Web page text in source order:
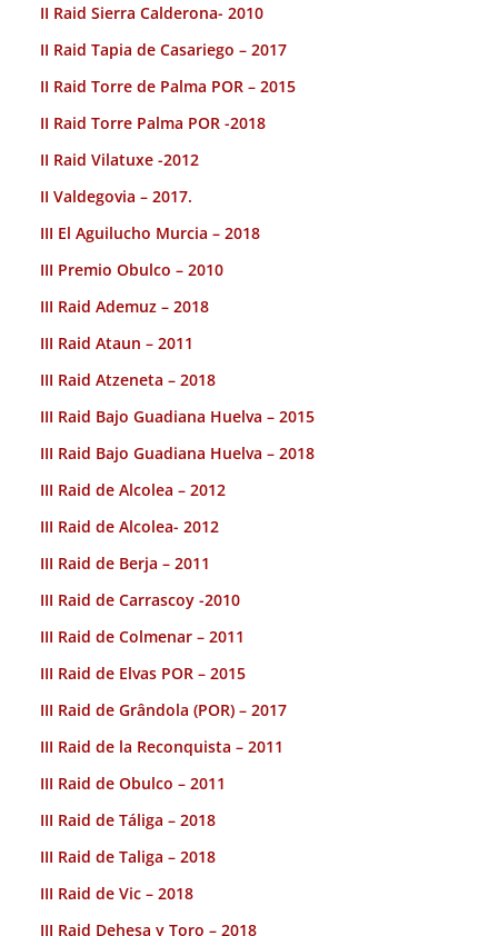
II Raid Sierra Calderona- 2010
II Raid Tapia de Casariego – 2017
II Raid Torre de Palma POR – 2015
II Raid Torre Palma POR -2018
II Raid Vilatuxe -2012
II Valdegovia – 2017.
III El Aguilucho Murcia – 2018
III Premio Obulco – 2010
III Raid Ademuz – 2018
III Raid Ataun – 2011
III Raid Atzeneta – 2018
III Raid Bajo Guadiana Huelva – 2015
III Raid Bajo Guadiana Huelva – 2018
III Raid de Alcolea – 2012
III Raid de Alcolea- 2012
III Raid de Berja – 2011
III Raid de Carrascoy -2010
III Raid de Colmenar – 2011
III Raid de Elvas POR – 2015
III Raid de Grândola (POR) – 2017
III Raid de la Reconquista – 2011
III Raid de Obulco – 2011
III Raid de Táliga – 2018
III Raid de Taliga – 2018
III Raid de Vic – 2018
III Raid Dehesa y Toro – 2018